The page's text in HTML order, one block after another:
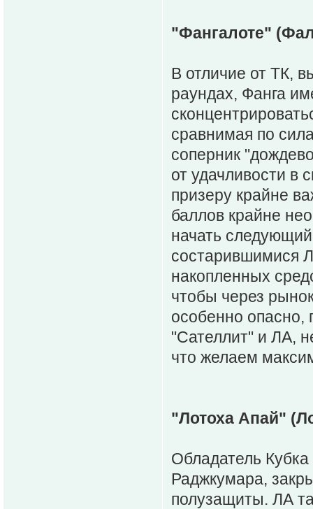
"Фангалоте"
В отличие от ТК,
раундах, Фанга
сравнимая по
соперник
от удачливости в
призеру крайне
баллов крайне
начать
состарившимися
накопленных
чтобы через
особенно опасно,
"Сателлит" и ЛА,
что желаем
"Лотоха Апай"
Обладатель
Раджкумара,
полузащиты. ЛА